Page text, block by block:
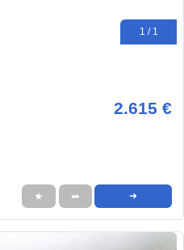
1 / 1
2.615 €
★ ➦ ➜